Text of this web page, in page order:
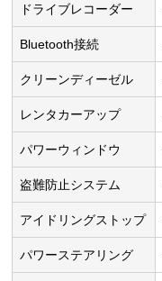
ドライブレコーダー
Bluetooth接続
クリーンディーゼル
レンタカーアップ
パワーウィンドウ
盗難防止システム
アイドリングストップ
パワーステアリング